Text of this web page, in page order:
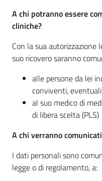
Seguici
su
A chi potranno essere
cliniche?
Con la sua
suo ricovero saranno
alle persone da lei
conviventi,
al suo medico di
di libera scelta (PLS)
A chi verranno
I dati personali sono
legge o di regolamento, a: